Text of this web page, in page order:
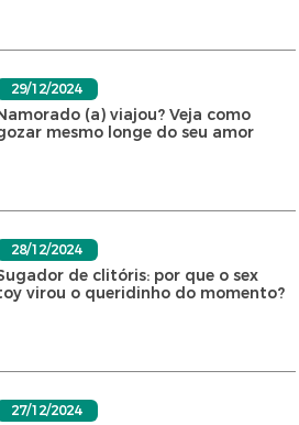
29/12/2024
(a) viajou? Veja como
mesmo longe do seu amor
28/12/2024
de clitóris: por que o sex
virou o queridinho do momento?
27/12/2024